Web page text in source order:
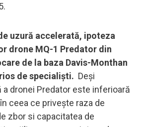
uzură accelerată, ipoteza
drone MQ-1 Predator din
de la baza Davis-Monthan
de specialiști. Deși
a dronei Predator este inferioară
ceea ce privește raza de
zbor si capacitatea de